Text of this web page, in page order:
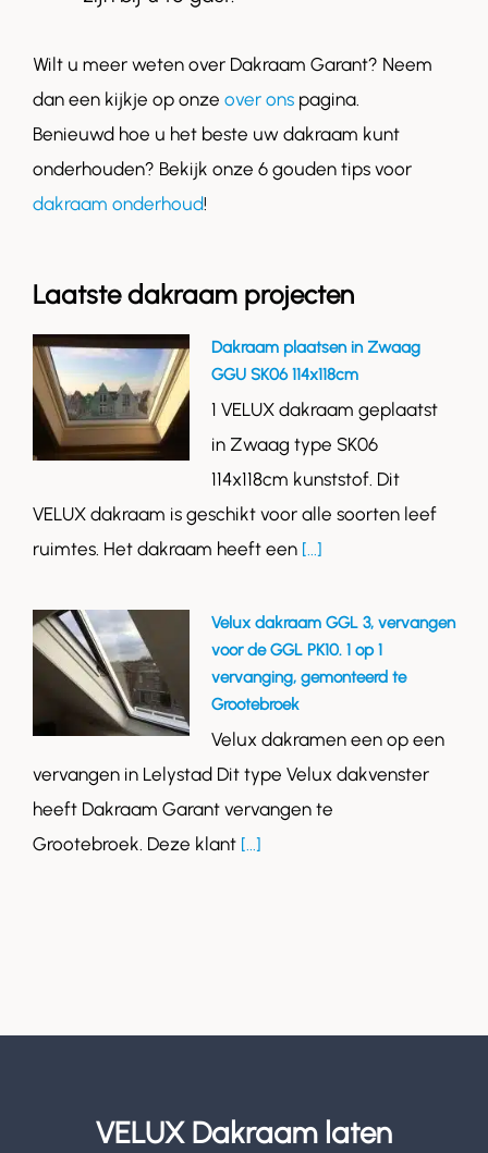
Wilt u meer weten over Dakraam Garant? Neem
dan een kijkje op onze over ons pagina.
Benieuwd hoe u het beste uw dakraam kunt
onderhouden? Bekijk onze 6 gouden tips voor
dakraam onderhoud!
Laatste dakraam projecten
Dakraam plaatsen in Zwaag
GGU SK06 114x118cm
1 VELUX dakraam geplaatst
in Zwaag type SK06
114x118cm kunststof. Dit
VELUX dakraam is geschikt voor alle soorten leef
ruimtes. Het dakraam heeft een [...]
Velux dakraam GGL 3, vervangen
voor de GGL PK10. 1 op 1
vervanging, gemonteerd te
Grootebroek
Velux dakramen een op een
vervangen in Lelystad Dit type Velux dakvenster
heeft Dakraam Garant vervangen te
Grootebroek. Deze klant [...]
VELUX Dakraam laten